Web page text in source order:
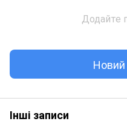
Додайте
Інші записи